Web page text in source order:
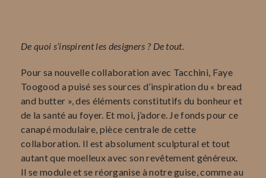
De quoi s’inspirent les designers ? De tout.
Pour sa nouvelle collaboration avec Tacchini, Faye
Toogood a puisé ses sources d’inspiration du « bread
and butter », des éléments constitutifs du bonheur et
de la santé au foyer. Et moi, j’adore. Je fonds pour ce
canapé modulaire, pièce centrale de cette
collaboration. Il est absolument sculptural et tout
autant que moelleux avec son revêtement généreux.
Il se module et se réorganise à notre guise, comme au